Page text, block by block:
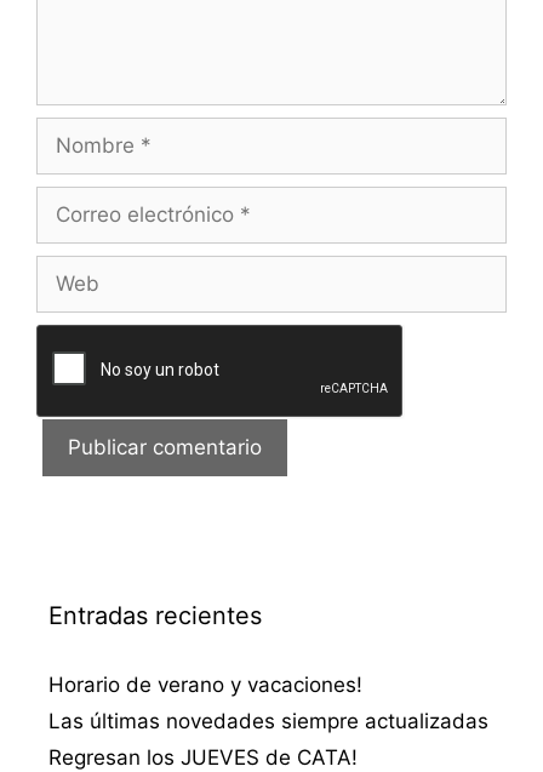
Nombre
Correo
Web
Entradas recientes
Horario de verano y vacaciones!
Las últimas novedades siempre actualizadas
Regresan los JUEVES de CATA!